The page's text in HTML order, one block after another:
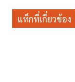
แท็กที่เกี่ยวข้อง